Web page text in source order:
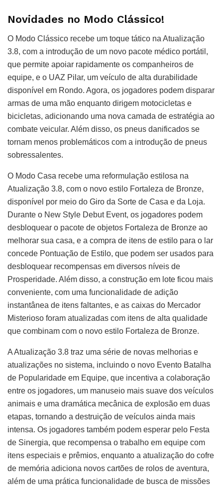
Novidades no Modo Clássico!
O Modo Clássico recebe um toque tático na Atualização
3.8, com a introdução de um novo pacote médico portátil,
que permite apoiar rapidamente os companheiros de
equipe, e o UAZ Pilar, um veículo de alta durabilidade
disponível em Rondo. Agora, os jogadores podem disparar
armas de uma mão enquanto dirigem motocicletas e
bicicletas, adicionando uma nova camada de estratégia ao
combate veicular. Além disso, os pneus danificados se
tornam menos problemáticos com a introdução de pneus
sobressalentes.
O Modo Casa recebe uma reformulação estilosa na
Atualização 3.8, com o novo estilo Fortaleza de Bronze,
disponível por meio do Giro da Sorte de Casa e da Loja.
Durante o New Style Debut Event, os jogadores podem
desbloquear o pacote de objetos Fortaleza de Bronze ao
melhorar sua casa, e a compra de itens de estilo para o lar
concede Pontuação de Estilo, que podem ser usados para
desbloquear recompensas em diversos níveis de
Prosperidade. Além disso, a construção em lote ficou mais
conveniente, com uma funcionalidade de adição
instantânea de itens faltantes, e as caixas do Mercador
Misterioso foram atualizadas com itens de alta qualidade
que combinam com o novo estilo Fortaleza de Bronze.
A Atualização 3.8 traz uma série de novas melhorias e
atualizações no sistema, incluindo o novo Evento Batalha
de Popularidade em Equipe, que incentiva a colaboração
entre os jogadores, um manuseio mais suave dos veículos
animais e uma dramática mecânica de explosão em duas
etapas, tornando a destruição de veículos ainda mais
intensa. Os jogadores também podem esperar pelo Festa
de Sinergia, que recompensa o trabalho em equipe com
itens especiais e prêmios, enquanto a atualização do cofre
de memória adiciona novos cartões de rolos de aventura,
além de uma prática funcionalidade de busca de missões